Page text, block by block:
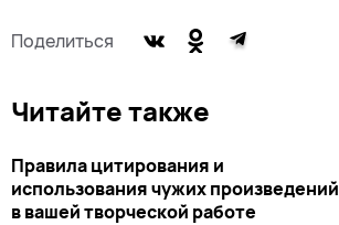
Поделиться
Читайте также
Правила цитирования и
использования чужих произведений
в вашей творческой работе